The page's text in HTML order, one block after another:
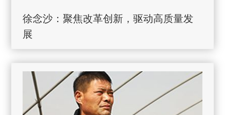
徐念沙：聚焦改革创新，驱动高质量发
展